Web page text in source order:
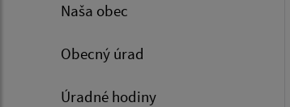
Naša obec
Obecný úrad
Úradné hodiny